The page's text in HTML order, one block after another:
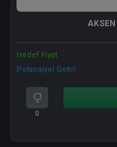
AKSEN
Hedef Fiyat
Potansiyel Getiri
0